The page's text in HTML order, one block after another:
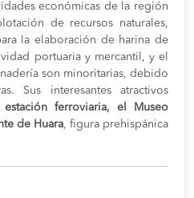
económicas de la región
de recursos naturales,
la elaboración de harina de
portuaria y mercantil, y el
son minoritarias, debido
Sus interesantes atractivos
estación ferroviaria, el Museo
de Huara, figura prehispánica